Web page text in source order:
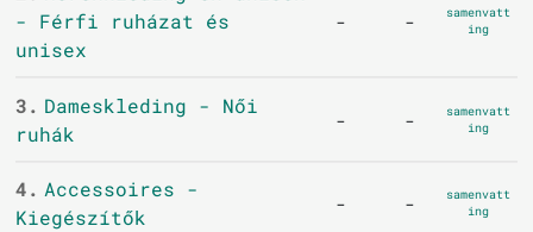
- Férfi ruházat és
unisex
- -
samenvatt
ing
3. Dameskleding - Női
ruhák
- -
samenvatt
ing
4. Accessoires -
Kiegészítők
- -
samenvatt
ing